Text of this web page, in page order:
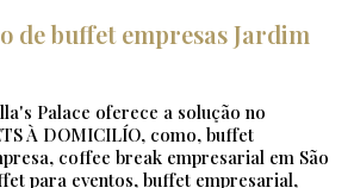
de buffet empresas Jardim
Palace oferece a solução no
À DOMICILÍO, como, buffet
coffee break empresarial em São
para eventos, buffet empresarial,